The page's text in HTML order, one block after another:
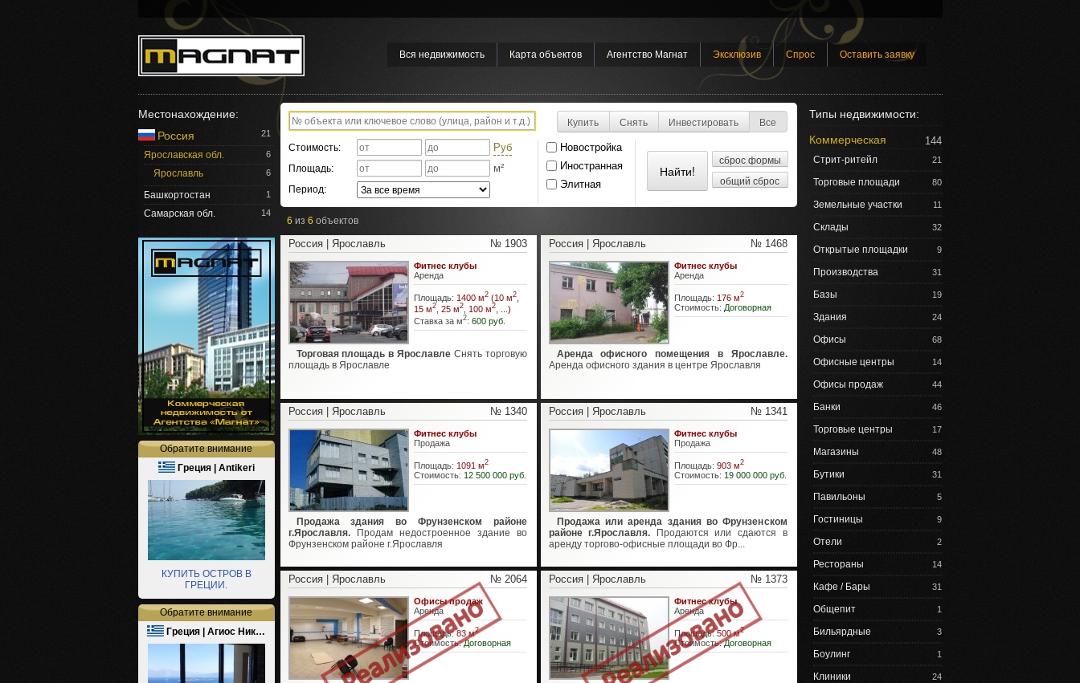
Вся недвижимость Карта объектов Агентство Магнат Эксклюзив Спрос Оставить заявку
Местонахождение:
Россия
21
Ярославская обл. 6
Ярославль 6
Башкортостан 1
Самарская обл. 14
Обратите внимание
Греция | Antikeri
КУПИТЬ ОСТРОВ В
ГРЕЦИИ.
Обратите внимание
Греция | Агиос Ник…
Купить Снять Инвестировать Все
Стоимость: Руб
Площадь: м²
Период:
Новостройка
Иностранная
Элитная
6 из 6 объектов
Россия | Ярославль № 1903
Фитнес клубы
Аренда
Площадь: 1400 м2(10 м2,
15 м2, 25 м2, 100 м2, ...)
Ставка за м2: 600 руб.
Торговая площадь в ЯрославлеСнять торговую
площадь в Ярославле
Россия | Ярославль № 1468
Фитнес клубы
Аренда
Площадь: 176 м2
Стоимость: Договорная
Аренда офисного помещения в Ярославле.
Аренда офисного здания в центре Ярославля
Россия | Ярославль № 1340
Фитнес клубы
Продажа
Площадь: 1091 м2
Стоимость: 12 500 000 руб.
Продажа здания во Фрунзенском районе
г.Ярославля.Продам недостроенное здание во
Фрунзенском районе г.Ярославля
Россия | Ярославль № 1341
Фитнес клубы
Продажа
Площадь: 903 м2
Стоимость: 19 000 000 руб.
Продажа или аренда здания во Фрунзенском
районе г.Ярославля. Продаются или сдаются в
аренду торгово-офисные площади во Фр...
Россия | Ярославль № 2064
Офисы продаж
Аренда
Площадь:83 м2
Стоимость: Договорная
Россия | Ярославль № 1373
Фитнес клубы
Аренда
Площадь:500 м2
Стоимость: Договорная
Типы недвижимости:
144
Коммерческая
21
Стрит-ритейл
80
Торговые площади
11
Земельные участки
32
Склады
9
Открытые площадки
31
Производства
19
Базы
24
Здания
68
Офисы
14
Офисные центры
44
Офисы продаж
46
Банки
17
Торговые центры
48
Магазины
31
Бутики
5
Павильоны
9
Гостиницы
2
Отели
14
Рестораны
31
Кафе / Бары
1
Общепит
3
Бильярдные
1
Боулинг
24
Клиники